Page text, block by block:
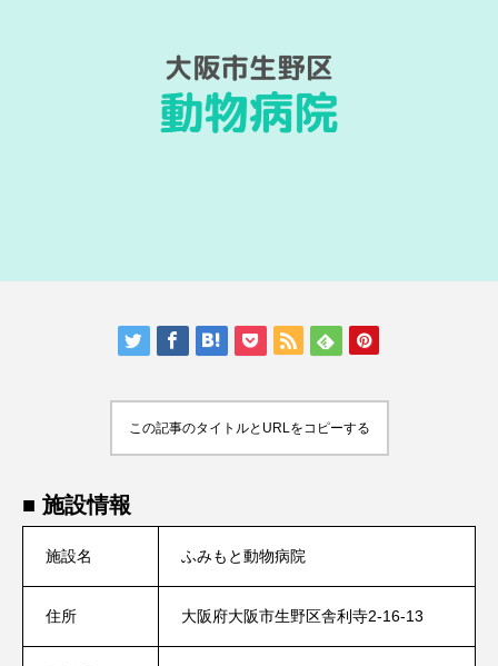
この記事のタイトルとURLをコピーする
■ 施設情報
施設名 ふみもと動物病院
住所 大阪府大阪市生野区舎利寺2-16-13